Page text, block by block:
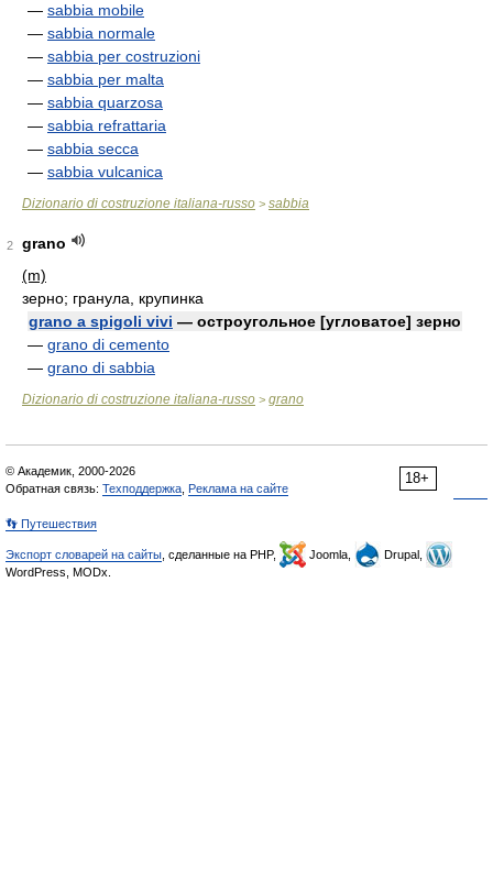
— sabbia mobile
— sabbia normale
— sabbia per costruzioni
— sabbia per malta
— sabbia quarzosa
— sabbia refrattaria
— sabbia secca
— sabbia vulcanica
Dizionario di costruzione italiana-russo > sabbia
2
grano
(m)
зерно; гранула, крупинка
grano a spigoli vivi — остроугольное [угловатое] зерно
— grano di cemento
— grano di sabbia
Dizionario di costruzione italiana-russo > grano
18+
© Академик, 2000-2026
Обратная связь: Техподдержка Реклама на сайте
👣 Путешествия
Экспорт словарей на сайты , сделанные на PHP, Joomla,
Drupal,
WordPress, MODx.